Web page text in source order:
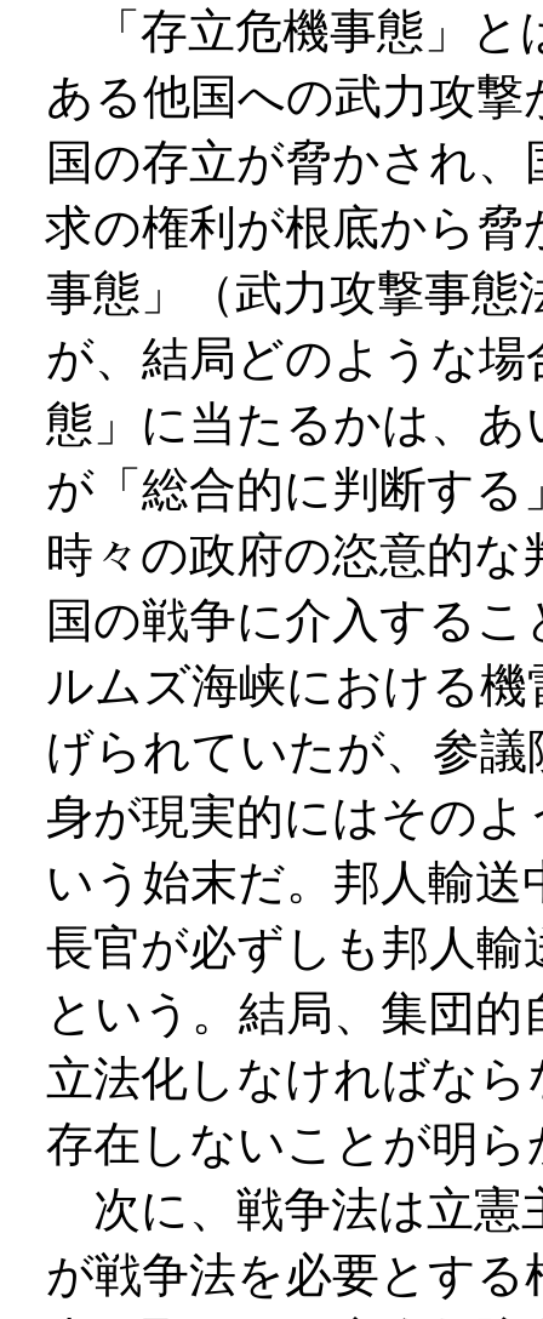
「存立危機事態」と
ある他国への武力攻
国の存立が脅かされ
求の権利が根底から
事態」（武力攻撃事態
が、結局どのような
態」に当たるかは、
が「総合的に判断す
時々の政府の恣意的
国の戦争に介入する
ルムズ海峡における
げられていたが、参
身が現実的にはその
いう始末だ。邦人輸
長官が必ずしも邦人
という。結局、集団
立法化しなければな
存在しないことが明
次に、戦争法は立憲
が戦争法を必要とす